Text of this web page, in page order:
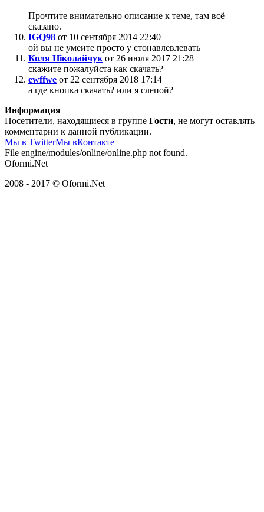
Прочтите внимательно описание к теме, там всё
сказано.
IGQ98 от 10 сентября 2014 22:40
ой вы не умеите просто у стонавлевлевать
Коля Ніколайчук от 26 июля 2017 21:28
скажите пожалуйста как скачать?
ewffwe от 22 сентября 2018 17:14
а где кнопка скачать? или я слепой?
Информация
Посетители, находящиеся в группе Гости, не могут оставлять
комментарии к данной публикации.
Мы в TwitterМы вКонтакте
File engine/modules/online/online.php not found.
Oformi.Net
2008 - 2017 © Oformi.Net